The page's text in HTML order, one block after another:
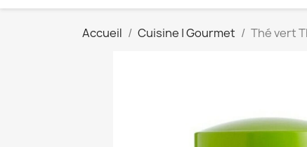
Accueil Cuisine | Gourmet Thé vert